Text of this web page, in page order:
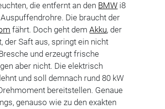
die entfernt an den BMW i8
Die braucht der
fährt. Doch geht demAkku, der
der Saft aus, springt ein nicht
und erzeugt frische
aber nicht. Die elektrisch
und soll demnach rund 80 kW
bereitstellen. Genaue
genauso wie zu den exakten